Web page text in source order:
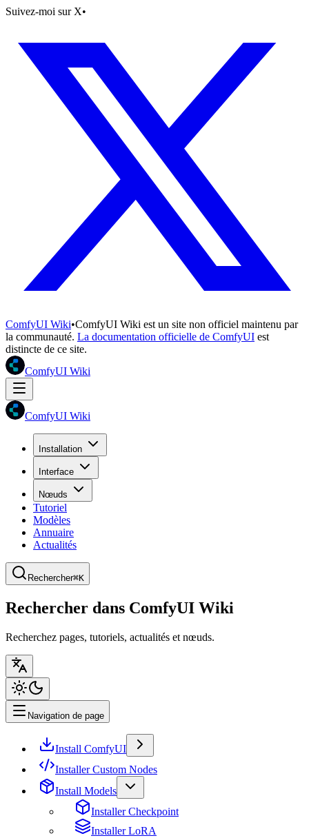
Suivez-moi sur X•
ComfyUI Wiki•ComfyUI Wiki est un site non officiel maintenu par
la communauté. La documentation officielle de ComfyUI est
distincte de ce site.
ComfyUI Wiki
ComfyUI Wiki
Installation
Interface
Nœuds
Tutoriel
Modèles
Annuaire
Actualités
Rechercher⌘K
Rechercher dans ComfyUI Wiki
Recherchez pages, tutoriels, actualités et nœuds.
Navigation de page
Install ComfyUI
Installer Custom Nodes
Install Models
Installer Checkpoint
Installer LoRA